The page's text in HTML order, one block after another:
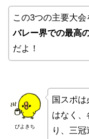
この3つの主要大
バレー界での最高
だよ！
ぴよきち
国スポ
はなく
り、三